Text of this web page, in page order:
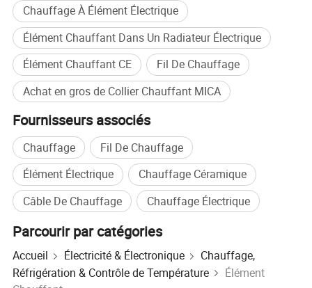
Chauffage À Élément Électrique
Élément Chauffant Dans Un Radiateur Électrique
Élément Chauffant CE
Fil De Chauffage
Achat en gros de Collier Chauffant MICA
Fournisseurs associés
Chauffage
Fil De Chauffage
Élément Électrique
Chauffage Céramique
Câble De Chauffage
Chauffage Électrique
Parcourir par catégories
Accueil Électricité & Électronique
Chauffage,
Réfrigération & Contrôle de Température
Élément